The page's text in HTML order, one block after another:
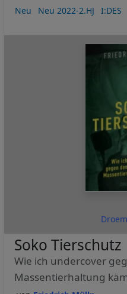
Neu
Neu 2022-2.HJ I:DES
Soko Tierschutz
Wie ich undercover
Massentierhaltung